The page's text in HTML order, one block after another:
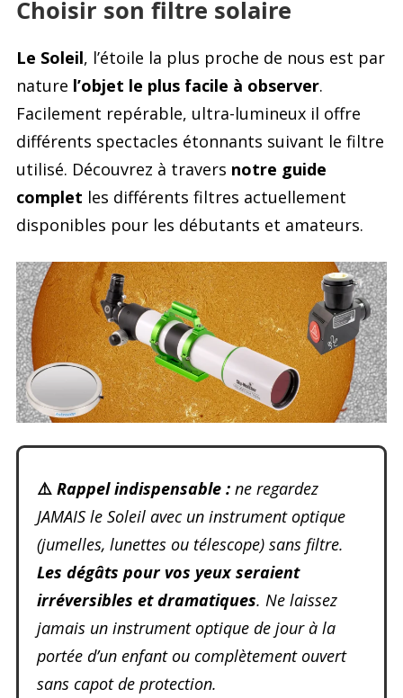
Choisir son filtre solaire
Le Soleil, l’étoile la plus proche de nous est par
nature l’objet le plus facile à observer.
Facilement repérable, ultra-lumineux il offre
différents spectacles étonnants suivant le filtre
utilisé. Découvrez à travers notre guide
complet les différents filtres actuellement
disponibles pour les débutants et amateurs.
⚠️ Rappel indispensable :ne regardez
JAMAIS le Soleil avec un instrument optique
(jumelles, lunettes ou télescope) sans filtre.
Les dégâts pour vos yeux seraient
irréversibles et dramatiques. Ne laissez
jamais un instrument optique de jour à la
portée d’un enfant ou complètement ouvert
sans capot de protection.